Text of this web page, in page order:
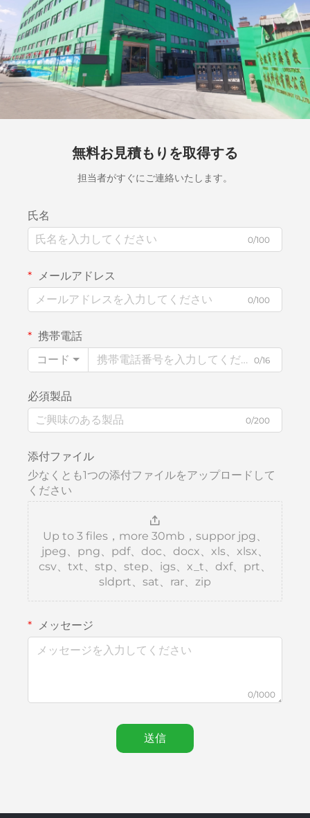
無料お見積もりを取得する
担当者がすぐにご連絡いたします。
氏名
0/100
メールアドレス
0/100
携帯電話
コード
0/16
必須製品
0/200
添付ファイル
少なくとも1つの添付ファイルをアップロードして
ください
Up to 3 files，more 30mb，suppor jpg、
jpeg、png、pdf、doc、docx、xls、xlsx、
csv、txt、stp、step、igs、x_t、dxf、prt、
sldprt、sat、rar、zip
メッセージ
0/1000
送信